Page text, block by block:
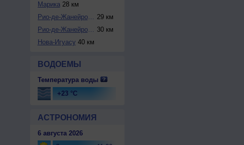
Марика28 км
Рио-де-Жанейро / ... 29 км
Рио-де-Жанейро / ... 30 км
Нова-Игуасу 40 км
ВОДОЕМЫ
Температура воды
+23 °C
АСТРОНОМИЯ
6 августа 2026